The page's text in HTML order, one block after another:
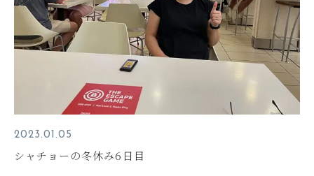
2023.01.05
シャチョーの冬休み6日目